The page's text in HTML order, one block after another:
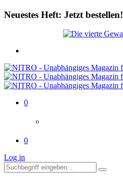
Neuestes Heft: Jetzt bestellen!
0
0
Log in